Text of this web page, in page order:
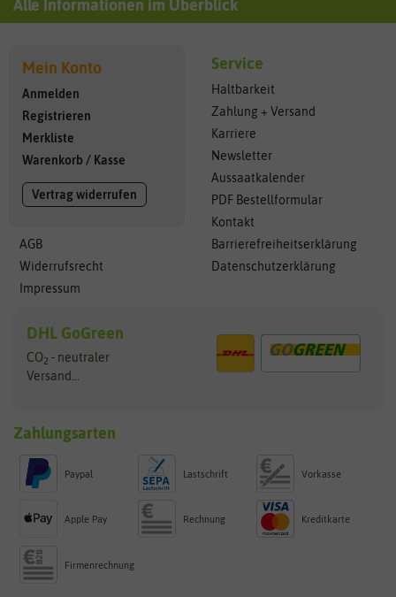
Alle Informationen im Überblick
Mein Konto
Anmelden
Registrieren
Merkliste
Warenkorb / Kasse
Vertrag widerrufen
AGB
Widerrufsrecht
Impressum
Service
Haltbarkeit
Zahlung + Versand
Karriere
Newsletter
Aussaatkalender
PDF Bestellformular
Kontakt
Barrierefreiheitserklärung
Datenschutzerklärung
DHL GoGreen
CO2 - neutraler
Versand...
Zahlungsarten
Paypal Lastschrift Vorkasse
Apple Pay Rechnung Kreditkarte
Firmenrechnung